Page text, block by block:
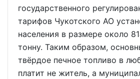
государственного
тарифов Чукотского АО
населения в размере около
тонну. Таким образом,
твёрдое печное топливо в
платит не житель, а